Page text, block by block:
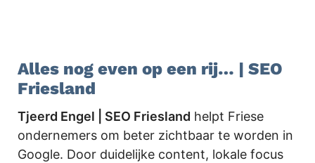
Alles nog even op een rij… | SEO
Friesland
Tjeerd Engel | SEO Friesland helpt Friese
ondernemers om beter zichtbaar te worden in
Google. Door duidelijke content, lokale focus